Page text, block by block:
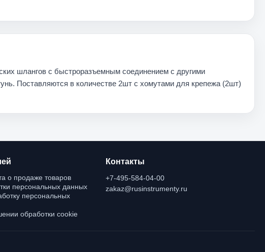
шлангов с быстроразъемным соединением с другими
Поставляются в количестве 2шт с хомутами для крепежа (2шт)
о продаже товаров
персональных данных
персональных
обработки cookie
Контакты
+7-495-584-04-00
zakaz@rusinstrumenty.ru